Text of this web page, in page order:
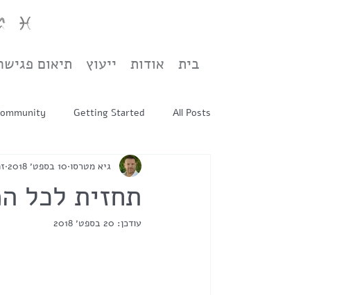
בית אודות ייעוץ תיאום
All Posts
Getting Started
תחזית לכל
גיא מטרסו 10 בספט׳ 2018
עודכן: 20 בספט׳ 2018